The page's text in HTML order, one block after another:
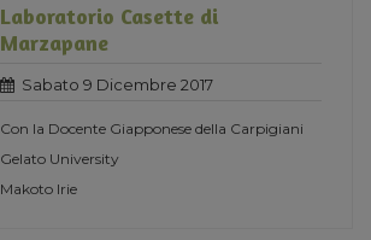
Laboratorio Casette di
Marzapane
Sabato 9 Dicembre 2017
Con la Docente Giapponese della Carpigiani
Gelato University
Makoto Irie